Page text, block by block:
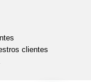
clientes